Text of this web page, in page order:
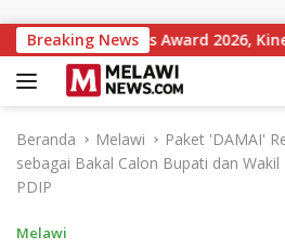
Breaking NewsAward 2026, Kinerja
Beranda Melawi
Paket 'DAMAI'
sebagai Bakal Calon Bupati dan
PDIP
Melawi